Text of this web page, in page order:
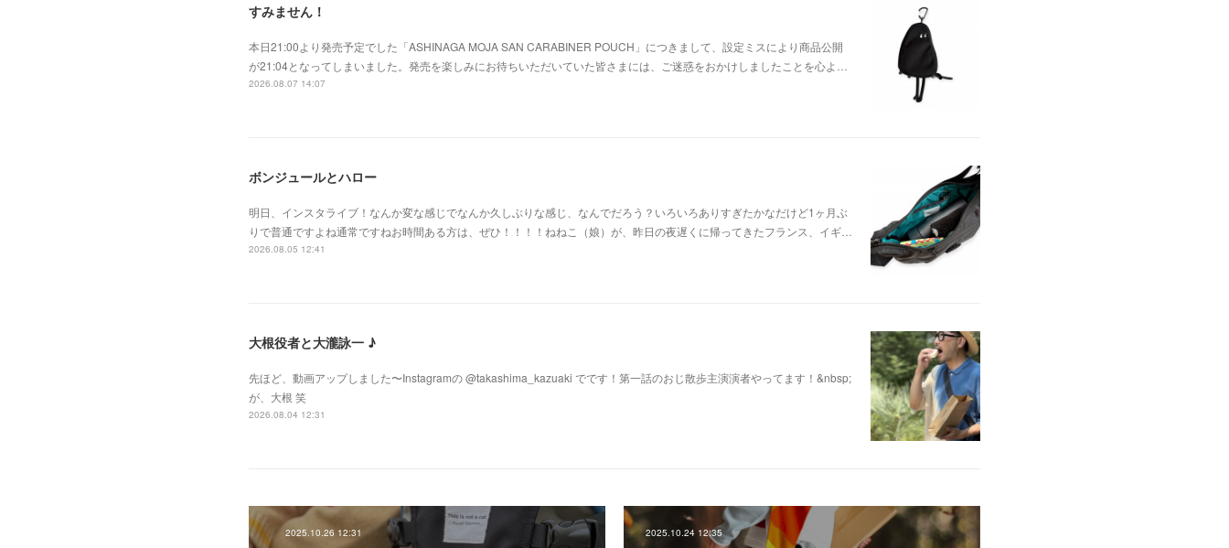
すみません！
本日21:00より発売予定でした「ASHINAGA MOJA SAN CARABINER POUCH」につきまして、設定ミスにより商品公開
が21:04となってしまいました。発売を楽しみにお待ちいただいていた皆さまには、ご迷惑をおかけしましたことを心よ…
2026.08.07 14:07
ボンジュールとハロー
明日、インスタライブ！なんか変な感じでなんか久しぶりな感じ、なんでだろう？いろいろありすぎたかなだけど1ヶ月ぶ
りで普通ですよね通常ですねお時間ある方は、ぜひ！！！！ねねこ（娘）が、昨日の夜遅くに帰ってきたフランス、イギ…
2026.08.05 12:41
大根役者と大瀧詠一 ♪
先ほど、動画アップしました〜Instagramの @takashima_kazuaki でです！第一話のおじ散歩主演演者やってます！&nbsp;
が、大根 笑
2026.08.04 12:31
2025.10.26 12:31 2025.10.24 12:35